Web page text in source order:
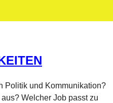
Politik und Kommunikation?
Welcher Job passt zu